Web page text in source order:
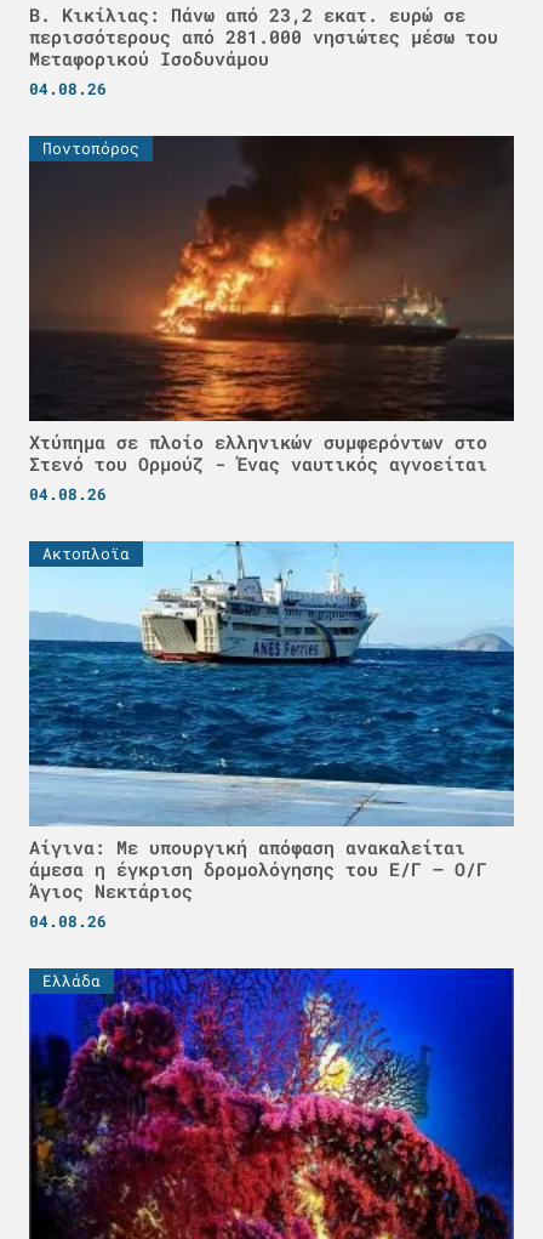
Β. Κικίλιας: Πάνω από 23,2 εκατ. ευρώ σε
περισσότερους από 281.000 νησιώτες μέσω του
Μεταφορικού Ισοδυνάμου
04.08.26
Ποντοπόρος
Χτύπημα σε πλοίο ελληνικών συμφερόντων στο
Στενό του Ορμούζ - Ένας ναυτικός αγνοείται
04.08.26
Ακτοπλοϊα
Αίγινα: Με υπουργική απόφαση ανακαλείται
άμεσα η έγκριση δρομολόγησης του Ε/Γ – Ο/Γ
Άγιος Νεκτάριος
04.08.26
Ελλάδα